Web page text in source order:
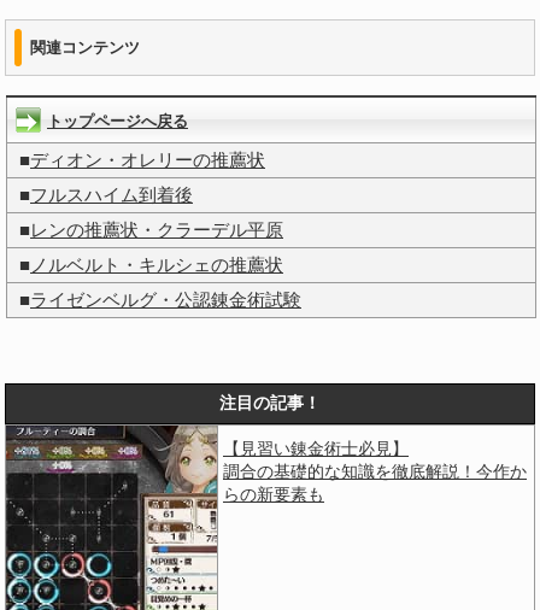
関連コンテンツ
トップページへ戻る
■ディオン・オレリーの推薦状
■フルスハイム到着後
■レンの推薦状・クラーデル平原
■ ノルベルト・キルシェの推薦状
■ライゼンベルグ・公認錬金術試験
注目の記事！
【見習い錬金術士必見】
調合の基礎的な知識を徹底解説！今作か
らの新要素も